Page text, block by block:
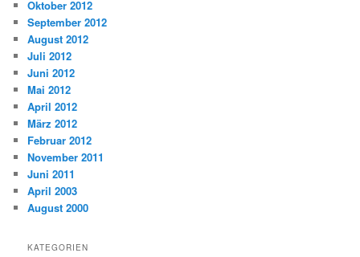
Oktober 2012
September 2012
August 2012
Juli 2012
Juni 2012
Mai 2012
April 2012
März 2012
Februar 2012
November 2011
Juni 2011
April 2003
August 2000
KATEGORIEN